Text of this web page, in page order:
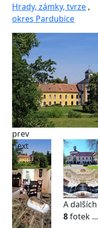
Hrady, zámky, tvrze ,
okres Pardubice
prev
next
A dalších
8fotek ...